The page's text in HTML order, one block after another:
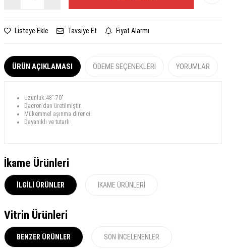
Listeye Ekle Tavsiye Et Fiyat Alarmı
ÜRÜN AÇIKLAMASI ÖDEME SEÇENEKLERI YORUMLAR
Uzunluk:48"-70"
Dacron'dan üretilmiştir.
Mükemmel aşınma direnci.
Dayanıklı ve tutarlı
İkame Ürünleri
İLGILI ÜRÜNLER İKAME ÜRÜNLERI
Vitrin Ürünleri
BENZER ÜRÜNLER SON İNCELENENLER